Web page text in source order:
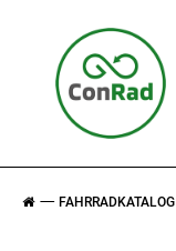
FAHRRADKATALOG